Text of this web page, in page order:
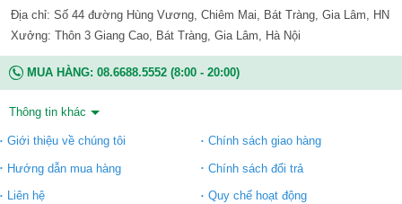
Địa chỉ: Số 44 đường Hùng Vương, Chiêm Mai, Bát Tràng, Gia Lâm, HN
Xưởng: Thôn 3 Giang Cao, Bát Tràng, Gia Lâm, Hà Nội
MUA HÀNG: 08.6688.5552 (8:00 - 20:00)
Thông tin khác
Giới thiệu về chúng tôi Chính sách giao hàng
Hướng dẫn mua hàng Chính sách đổi trả
Liên hệ Quy chế hoạt động